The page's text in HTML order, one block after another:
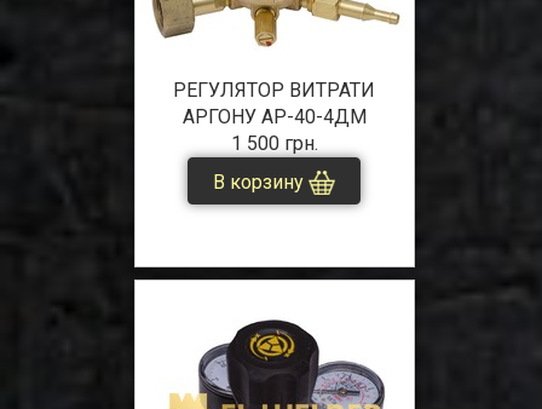
РЕГУЛЯТОР ВИТРАТИ
АРГОНУ АР-40-4ДМ
1 500 грн.
В корзину